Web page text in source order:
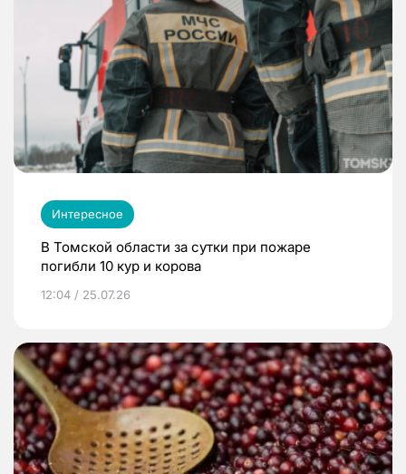
Интересное
В Томской области за сутки при пожаре
погибли 10 кур и корова
12:04 / 25.07.26